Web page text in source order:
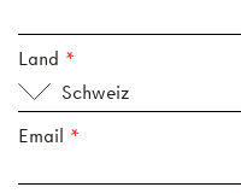
Land
Schweiz
Email